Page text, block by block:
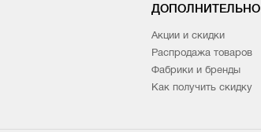
ДОПОЛНИТЕЛЬНО
Акции и скидки
Распродажа товаров
Фабрики и бренды
Как получить скидку